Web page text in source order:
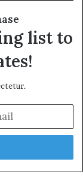
list to